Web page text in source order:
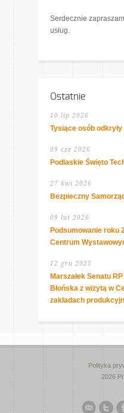
Serdecznie
usług.
Ostatnie
10 lip 2026
Tysiące osób
09 cze 2026
Podlaskie Święto
27 kwi 2026
Bezpieczny
09 lut 2026
Podsumowanie roku
Centrum
12 gru 2025
Marszałek Senatu
Błońska z wizytą w
zakładach
Polityka
2026